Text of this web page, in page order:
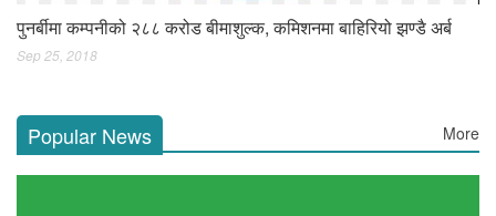
पुनर्बीमा कम्पनीको २८८ करोड बीमाशुल्क, कमिशनमा बाहिरियो झण्डै अर्ब
Sep 25, 2018
Popular News More